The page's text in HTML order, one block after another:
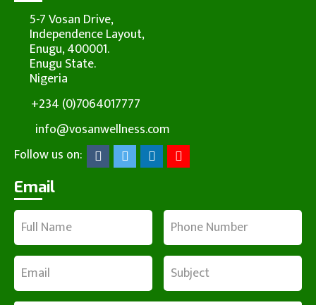
5-7 Vosan Drive,
Independence Layout,
Enugu, 400001.
Enugu State.
Nigeria
+234 (0)7064017777
info@vosanwellness.com
Follow us on:
Email